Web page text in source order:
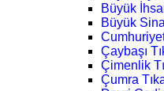
Büyük
Büyük
Cumhuriyet
Çaybaşı
Çimenlik
Çumra